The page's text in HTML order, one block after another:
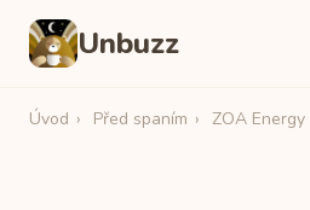
Unbuzz
Úvod › Před spaním › ZOA Energy